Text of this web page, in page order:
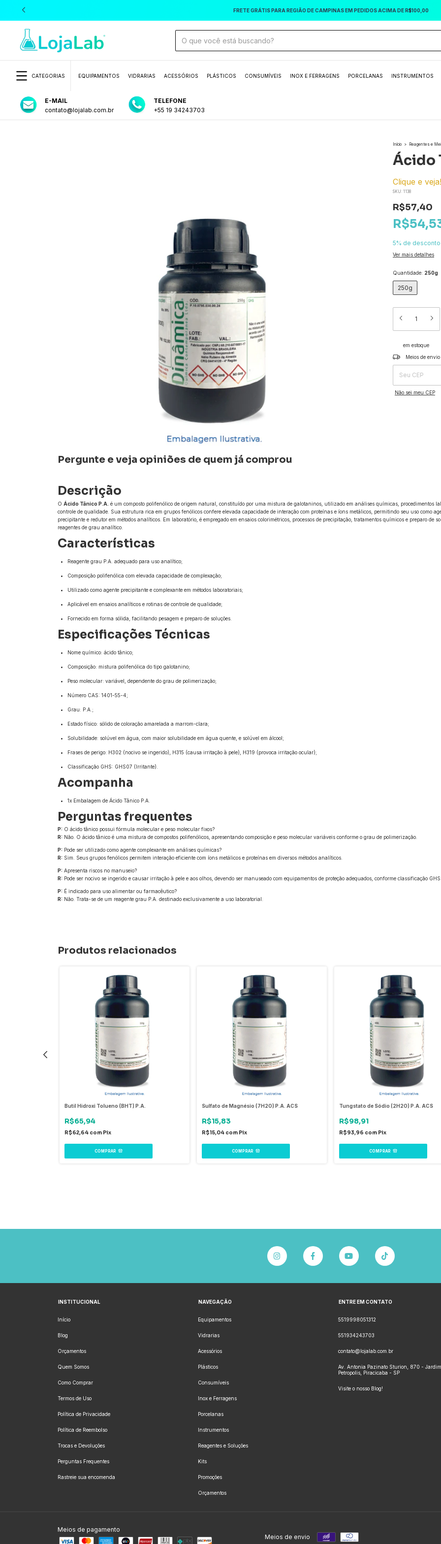
FRETE GRÁTIS PARA REGIÃO DE CAMPINAS EM PEDIDOS ACIMA DE R$100,00
CATEGORIAS EQUIPAMENTOS VIDRARIAS ACESSÓRIOS PLÁSTICOS CONSUMÍVEIS INOX E FERRAGENS PORCELANAS INSTRUMENTOS
E-MAIL
contato@lojalab.com.br
TELEFONE
+55 19 34243703
Início > Reagentes e
Ácido
Clique e veja!
SKU: 1138
R$57,40
5% de desconto
Ver mais detalhes
Quantidade: 250g
250g
em estoque
Entregas para o
Meios de envio
Não sei meu CEP
Pergunte e veja opiniões de quem já comprou
Descrição
O Ácido Tânico P.A. é um composto polifenólico de origem natural, constituído por uma mistura de galotaninos, utilizado em análises químicas, procedimentos
controle de qualidade. Sua estrutura rica em grupos fenólicos confere elevada capacidade de interação com proteínas e íons metálicos, permitindo seu uso como
precipitante e redutor em métodos analíticos. Em laboratório, é empregado em ensaios colorimétricos, processos de precipitação, tratamentos químicos e preparo de
reagentes de grau analítico.
Características
Reagente grau P.A. adequado para uso analítico;
Composição polifenólica com elevada capacidade de complexação;
Utilizado como agente precipitante e complexante em métodos laboratoriais;
Aplicável em ensaios analíticos e rotinas de controle de qualidade;
Fornecido em forma sólida, facilitando pesagem e preparo de soluções.
Especificações Técnicas
Nome químico: ácido tânico;
Composição: mistura polifenólica do tipo galotanino;
Peso molecular: variável, dependente do grau de polimerização;
Número CAS: 1401-55-4;
Grau: P.A.;
Estado físico: sólido de coloração amarelada a marrom-clara;
Solubilidade: solúvel em água, com maior solubilidade em água quente, e solúvel em álcool;
Frases de perigo: H302 (nocivo se ingerido), H315 (causa irritação à pele), H319 (provoca irritação ocular);
Classificação GHS: GHS07 (Irritante).
Acompanha
1x Embalagem de Ácido Tânico P.A.
Perguntas frequentes
P: O ácido tânico possui fórmula molecular e peso molecular fixos?
R: Não. O ácido tânico é uma mistura de compostos polifenólicos, apresentando composição e peso molecular variáveis conforme o grau de polimerização.
P: Pode ser utilizado como agente complexante em análises químicas?
R: Sim. Seus grupos fenólicos permitem interação eficiente com íons metálicos e proteínas em diversos métodos analíticos.
P: Apresenta riscos no manuseio?
R: Pode ser nocivo se ingerido e causar irritação à pele e aos olhos, devendo ser manuseado com equipamentos de proteção adequados, conforme classificação
P: É indicado para uso alimentar ou farmacêutico?
R: Não. Trata-se de um reagente grau P.A. destinado exclusivamente a uso laboratorial.
Produtos relacionados
Butil Hidroxi Tolueno (BHT) P.A.
R$65,94
R$62,64 com Pix
COMPRAR
Sulfato de Magnésio (7H2O) P.A. ACS
R$15,83
R$15,04 com Pix
COMPRAR
Tungstato de Sódio (2H2O) P.A. ACS
R$98,91
R$93,96 com Pix
COMPRAR
INSTITUCIONAL
Início
Blog
Orçamentos
Quem Somos
Como Comprar
Termos de Uso
Política de Privacidade
Política de Reembolso
Trocas e Devoluções
Perguntas Frequentes
Rastreie sua encomenda
NAVEGAÇÃO
Equipamentos
Vidrarias
Acessórios
Plásticos
Consumíveis
Inox e Ferragens
Porcelanas
Instrumentos
Reagentes e Soluções
Kits
Promoções
Orçamentos
ENTRE EM CONTATO
5519998051312
551934243703
contato@lojalab.com.br
Av. Antonia Pazinato Sturion, 870 - Jardim
Petropolis, Piracicaba - SP
Visite o nosso Blog!
Meios de pagamento
Meios de envio